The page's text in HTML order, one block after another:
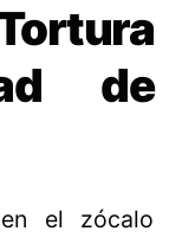
de
el zócalo